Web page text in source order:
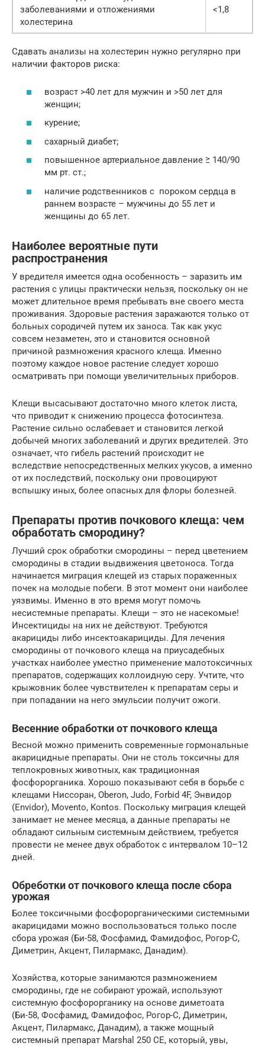
заболеваниями и отложениями
холестерина
<1,8
Сдавать анализы на холестерин нужно регулярно при
наличии факторов риска:
возраст >40 лет для мужчин и >50 лет для
женщин;
курение;
сахарный диабет;
повышенное артериальное давление ≥ 140/90
мм рт. ст.;
наличие родственников с пороком сердца в
раннем возрасте – мужчины до 55 лет и
женщины до 65 лет.
Наиболее вероятные пути
распространения
У вредителя имеется одна особенность – заразить им
растения с улицы практически нельзя, поскольку он не
может длительное время пребывать вне своего места
проживания. Здоровые растения заражаются только от
больных сородичей путем их заноса. Так как укус
совсем незаметен, это и становится основной
причиной размножения красного клеща. Именно
поэтому каждое новое растение следует хорошо
осматривать при помощи увеличительных приборов.
Клещи высасывают достаточно много клеток листа,
что приводит к снижению процесса фотосинтеза.
Растение сильно ослабевает и становится легкой
добычей многих заболеваний и других вредителей. Это
означает, что гибель растений происходит не
вследствие непосредственных мелких укусов, а именно
от их последствий, поскольку они провоцируют
вспышку иных, более опасных для флоры болезней.
Препараты против почкового клеща: чем
обработать смородину?
Лучший срок обработки смородины – перед цветением
смородины в стадии выдвижения цветоноса. Тогда
начинается миграция клещей из старых пораженных
почек на молодые побеги. В этот момент они наиболее
уязвимы. Именно в это время могут помочь
несистемные препараты. Клещи – это не насекомые!
Инсектициды на них не действуют. Требуются
акарициды либо инсектоакарициды. Для лечения
смородины от почкового клеща на приусадебных
участках наиболее уместно применение малотоксичных
препаратов, содержащих коллоидную серу. Учтите, что
крыжовник более чувствителен к препаратам серы и
при попадании на него эмульсии получит ожоги.
Весенние обработки от почкового клеща
Весной можно применить современные гормональные
акарицидные препараты. Они не столь токсичны для
теплокровных животных, как традиционная
фосфорорганика. Хорошо показывают себя в борьбе с
клещами Ниссоран, Oberon, Judo, Forbid 4F, Энвидор
(Envidor), Movento, Kontos. Поскольку миграция клещей
занимает не менее месяца, а данные препараты не
обладают сильным системным действием, требуется
провести не менее двух обработок с интервалом 10–12
дней.
Обреботки от почкового клеща после сбора
урожая
Более токсичными фосфорорганическими системными
акарицидами можно воспользоваться только после
сбора урожая (Би-58, Фосфамид, Фамидофос, Рогор-С,
Диметрин, Акцент, Пилармакс, Данадим).
Хозяйства, которые занимаются размножением
смородины, где не собирают урожай, используют
системную фосфорорганику на основе диметоата
(Би-58, Фосфамид, Фамидофос, Рогор-С, Диметрин,
Акцент, Пилармакс, Данадим), а также мощный
системный препарат Marshal 250 CE, который, увы,